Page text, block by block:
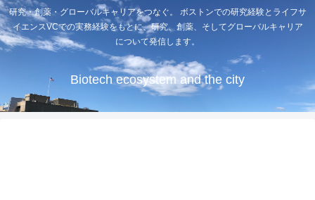
研究・創薬・グローバルキャリアをつなぐ。 ボストンでの研究経験とライフサ
イエンスVCでの実務経験をもとに、研究、創薬、そしてグローバルキャリア
について発信します。
Biotech ecosystem and the city